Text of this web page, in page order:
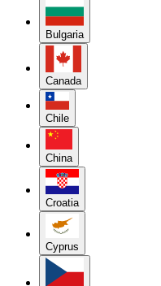
Bulgaria
Canada
Chile
China
Croatia
Cyprus